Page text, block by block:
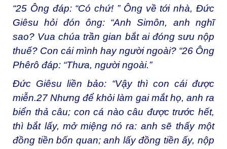
“25 Ông đáp: “Có chứ! ” Ông về tới nhà, Đức
Giêsu hỏi đón ông: “Anh Simôn, anh nghĩ
sao? Vua chúa trần gian bắt ai đóng sưu nộp
thuế? Con cái mình hay người ngoài? “26 Ông
Phêrô đáp: “Thưa, người ngoài.”
Đức Giêsu liền bảo: “Vậy thì con cái được
miễn.27 Nhưng để khỏi làm gai mắt họ, anh ra
biển thả câu; con cá nào câu được trước hết,
thì bắt lấy, mở miệng nó ra: anh sẽ thấy một
đồng tiền bốn quan; anh lấy đồng tiền ấy, nộp